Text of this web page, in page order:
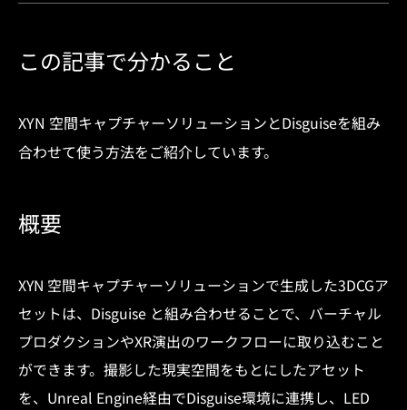
この記事で分かること
XYN 空間キャプチャーソリューションとDisguiseを組み
合わせて使う方法をご紹介しています。
概要
XYN 空間キャプチャーソリューションで生成した3DCGア
セットは、Disguise と組み合わせることで、バーチャル
プロダクションやXR演出のワークフローに取り込むこと
ができます。撮影した現実空間をもとにしたアセット
を、Unreal Engine経由でDisguise環境に連携し、LED